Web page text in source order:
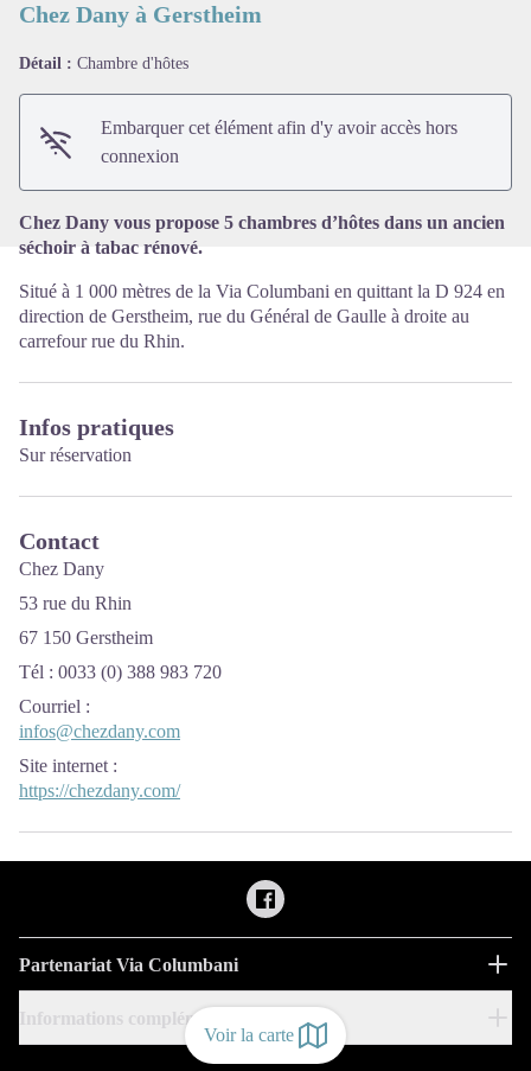
Voir la carte
Chez Dany à Gerstheim
Détail : Chambre d'hôtes
Embarquer cet élément afin d'y avoir accès hors
connexion
Chez Dany vous propose 5 chambres d’hôtes dans un ancien
séchoir à tabac rénové.
Situé à 1 000 mètres de la Via Columbani en quittant la D 924 en
direction de Gerstheim, rue du Général de Gaulle à droite au
carrefour rue du Rhin.
Infos pratiques
Sur réservation
Contact
Chez Dany
53 rue du Rhin
67 150 Gerstheim
Tél : 0033 (0) 388 983 720
Courriel :
infos@chezdany.com
Site internet :
https://chezdany.com/
Partenariat Via Columbani
Informations complémentaires